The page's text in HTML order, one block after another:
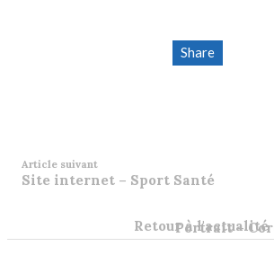
Share
Article suivant
Site internet – Sport Santé
Portrait –
Retour à l'actualité